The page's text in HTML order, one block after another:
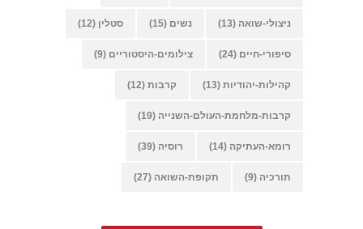
ניצולי-שואה (13) נשים (15) סטלין (12)
סיפורי-חיים (24) צילומים-היסטוריים (9)
קהילות-יהודיות (13) קרבות (12)
קרבות-מלחמת-העולם-השנייה (19)
רומא-העתיקה (14) רוסיה (39)
תורכיה (9) תקופת-השואה (27)